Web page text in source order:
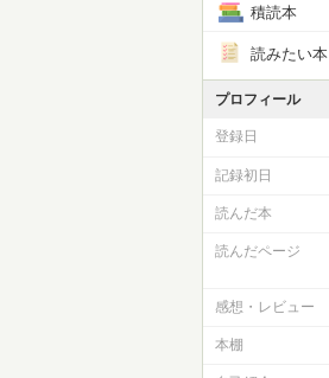
積読本
読みたい本
プロフィール
登録日
記録初日
読んだ本
読んだページ
感想・レビュー
本棚